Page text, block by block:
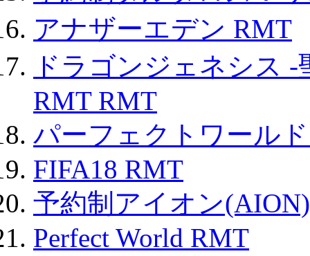
アナザーエデン RMT
ドラゴンジェネシス
RMT RMT
パーフェクトワール
FIFA18 RMT
予約制アイオン
Perfect World RMT